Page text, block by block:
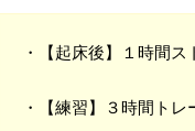
・【起床後】１時間
・【練習】３時間トレ